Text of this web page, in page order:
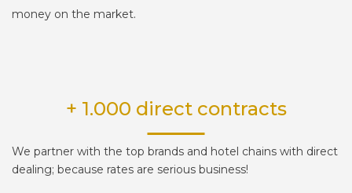
money on the market.
+ 1.000 direct contracts
We partner with the top brands and hotel chains with direct
dealing; because rates are serious business!